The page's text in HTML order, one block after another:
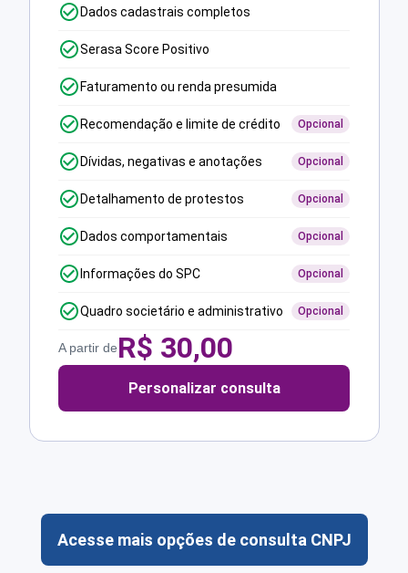
Dados cadastrais completos
Serasa Score Positivo
Faturamento ou renda presumida
Recomendação e limite de crédito Opcional
Dívidas, negativas e anotações Opcional
Detalhamento de protestos Opcional
Dados comportamentais Opcional
Informações do SPC Opcional
Quadro societário e administrativo Opcional
A partir deR$ 30,00
Personalizar consulta
Acesse mais opções de consulta CNPJ